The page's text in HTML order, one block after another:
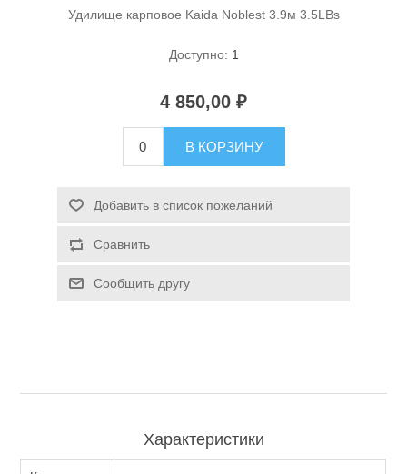
Туризм и Активный отдых
Удилище карповое Kaida Noblest 3.9м 3.5LBs
Доступно: 1
4 850,00 ₽
В КОРЗИНУ
Добавить в список пожеланий
Сравнить
Сообщить другу
Характеристики